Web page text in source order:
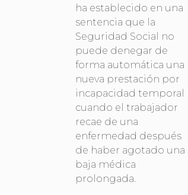
ha establecido en una
sentencia que la
Seguridad Social no
puede denegar de
forma automática una
nueva prestación por
incapacidad temporal
cuando el trabajador
recae de una
enfermedad después
de haber agotado una
baja médica
prolongada.